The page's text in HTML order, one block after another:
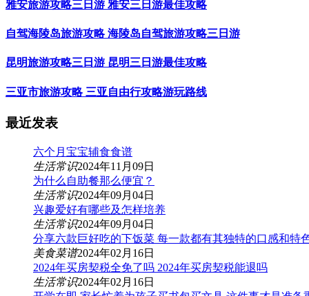
雅安旅游攻略三日游 雅安三日游最佳攻略
自驾海陵岛旅游攻略 海陵岛自驾旅游攻略三日游
昆明旅游攻略三日游 昆明三日游最佳攻略
三亚市旅游攻略 三亚自由行攻略游玩路线
最近发表
六个月宝宝辅食食谱
生活常识2024年11月09日
为什么自助餐那么便宜？
生活常识2024年09月04日
兴趣爱好有哪些及怎样培养
生活常识2024年09月04日
分享六款巨好吃的下饭菜 每一款都有其独特的口感和特
美食菜谱2024年02月16日
2024年买房契税全免了吗 2024年买房契税能退吗
生活常识2024年02月16日